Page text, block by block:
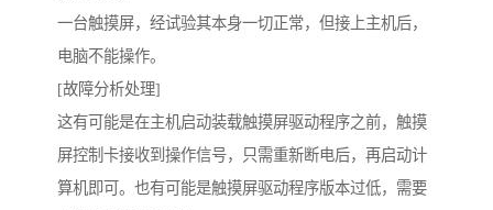
一台触摸屏，经试验其本身一切正常，但接上主机后，
电脑不能操作。
[故障分析处理]
这有可能是在主机启动装载触摸屏驱动程序之前，触摸
屏控制卡接收到操作信号，只需重新断电后，再启动计
算机即可。也有可能是触摸屏驱动程序版本过低，需要